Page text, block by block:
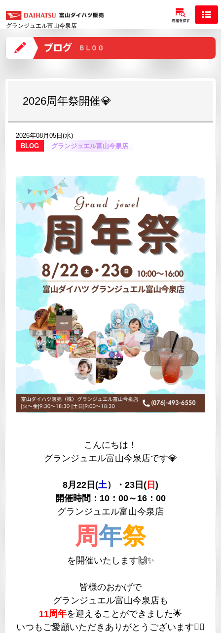
グランジュエル富山今泉店
2026周年祭開催💎
2026年08月05日(水)
BLOG
グランジュエル富山今泉店
こんにちは！
グランジュエル富山今泉店です💎
8月22日(土）・23日( 日 )
開催時間：10：00～16：00
グランジュエル富山今泉店
周年祭
を開催いたします🙌✨
皆様のおかげで
グランジュエル富山今泉店も
11周年を迎えることができました🌟
いつもご愛顧いただきありがとうございます🙇‍♀️